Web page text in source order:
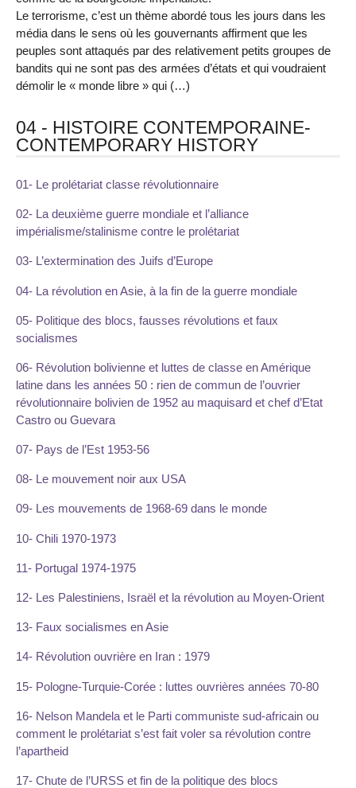
Le terrorisme, c’est un thème abordé tous les jours dans les
média dans le sens où les gouvernants affirment que les
peuples sont attaqués par des relativement petits groupes de
bandits qui ne sont pas des armées d’états et qui voudraient
démolir le « monde libre » qui (…)
04 - HISTOIRE CONTEMPORAINE-
CONTEMPORARY HISTORY
01- Le prolétariat classe révolutionnaire
02- La deuxième guerre mondiale et l’alliance
impérialisme/stalinisme contre le prolétariat
03- L’extermination des Juifs d’Europe
04- La révolution en Asie, à la fin de la guerre mondiale
05- Politique des blocs, fausses révolutions et faux
socialismes
06- Révolution bolivienne et luttes de classe en Amérique
latine dans les années 50 : rien de commun de l’ouvrier
révolutionnaire bolivien de 1952 au maquisard et chef d’Etat
Castro ou Guevara
07- Pays de l’Est 1953-56
08- Le mouvement noir aux USA
09- Les mouvements de 1968-69 dans le monde
10- Chili 1970-1973
11- Portugal 1974-1975
12- Les Palestiniens, Israël et la révolution au Moyen-Orient
13- Faux socialismes en Asie
14- Révolution ouvrière en Iran : 1979
15- Pologne-Turquie-Corée : luttes ouvrières années 70-80
16- Nelson Mandela et le Parti communiste sud-africain ou
comment le prolétariat s’est fait voler sa révolution contre
l’apartheid
17- Chute de l’URSS et fin de la politique des blocs